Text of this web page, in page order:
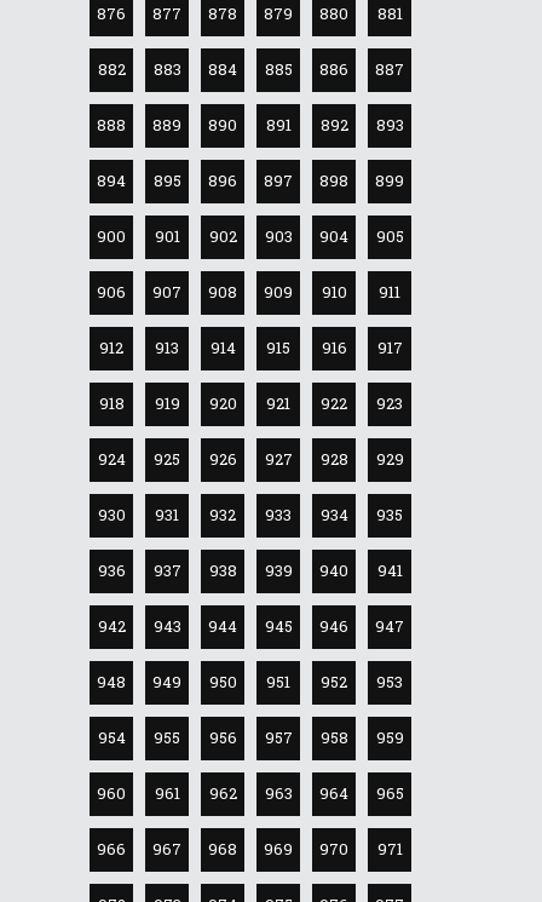
876 877 878 879 880 881
882 883 884 885 886 887
888 889 890 891 892 893
894 895 896 897 898 899
900 901 902 903 904 905
906 907 908 909 910 911
912 913 914 915 916 917
918 919 920 921 922 923
924 925 926 927 928 929
930 931 932 933 934 935
936 937 938 939 940 941
942 943 944 945 946 947
948 949 950 951 952 953
954 955 956 957 958 959
960 961 962 963 964 965
966 967 968 969 970 971